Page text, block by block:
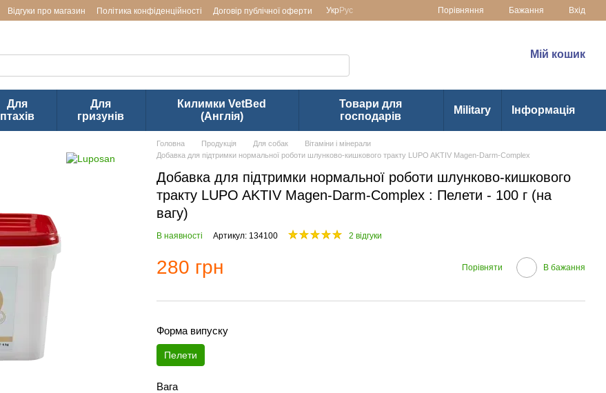
Відгуки про магазин Політика конфіденційності Договір публічної оферти Укр Рус Порівняння Бажання Вхід
Мій кошик
Для
птахів
Для
гризунів
Килимки VetBed
(Англія)
Товари для
господарів
Military Інформація
Головна Продукція Для собак
Вітаміни і мінерали
Добавка для підтримки нормальної роботи шлунково-кишкового тракту LUPO AKTIV Magen-Darm-Complex
Добавка для підтримки нормальної роботи шлунково-кишкового
тракту LUPO AKTIV Magen-Darm-Complex : Пелети - 100 г (на
вагу)
В наявності Артикул: 134100 2 відгуки
280 грн Порівняти В бажання
Форма випуску
Пелети
Вага